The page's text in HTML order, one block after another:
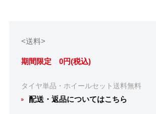
<送料>
期間限定 0円(税込)
タイヤ単品・ホイールセット送料無料
配送・返品についてはこちら